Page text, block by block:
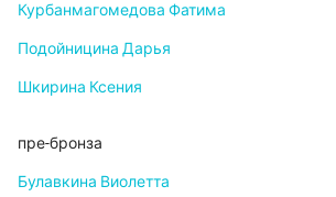
Курбанмагомедова Фатима
Подойницина Дарья
Шкирина Ксения
пре-бронза
Булавкина Виолетта